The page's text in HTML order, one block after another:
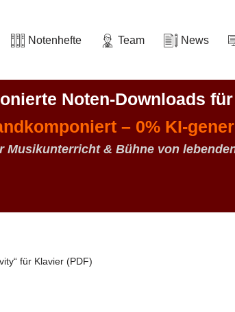
Notenhefte Team News
Noten-Downloads
– 0% KI-
Musikunterricht & Bühne von
für Klavier (PDF)